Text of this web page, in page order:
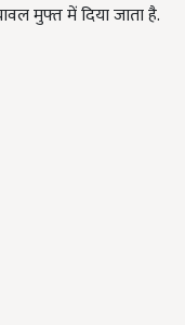
मुफ्त में दिया जाता है.